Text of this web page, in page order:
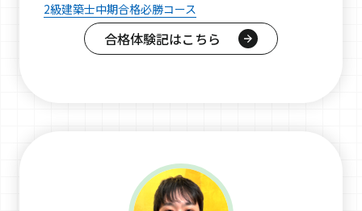
2級建築士中期合格必勝コース
合格体験記はこちら